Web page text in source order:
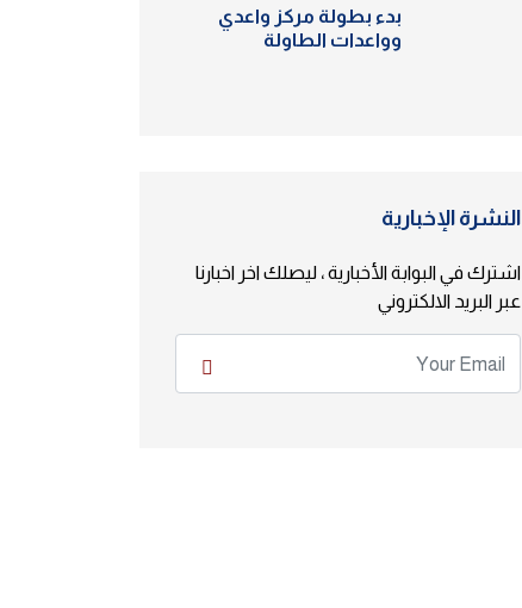
بدء بطولة مركز واعدي
وواعدات الطاولة
النشرة الإخبارية
اشترك في البوابة الأخبارية ، ليصلك اخر اخبارنا
عبر البريد الالكتروني